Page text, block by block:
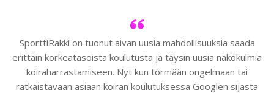
SporttiRakki on tuonut aivan uusia mahdollisuuksia saada
erittäin korkeatasoista koulutusta ja täysin uusia näkökulmia
koiraharrastamiseen. Nyt kun törmään ongelmaan tai
ratkaistavaan asiaan koiran koulutuksessa Googlen sijasta